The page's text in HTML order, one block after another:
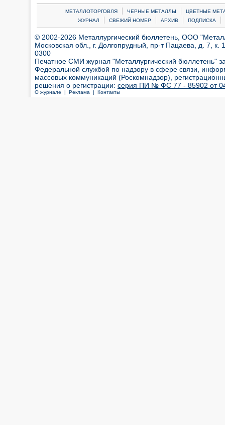
МЕТАЛЛОТОРГОВЛЯ | ЧЕРНЫЕ МЕТАЛЛЫ |
ЦВЕТНЫЕ
ЖУРНАЛ
| СВЕЖИЙ НОМЕР | АРХИВ | ПОДПИСКА |
© 2002-2026 Металлургический бюллетень, ООО
Московская обл., г. Долгопрудный, пр-т Пацаева, д. 7,
0300
Печатное СМИ журнал "Металлургический бюллетень"
Федеральной службой по надзору в сфере связи,
массовых коммуникаций (Роскомнадзор),
решения о регистрации: серия ПИ № ФС 77 - 85902 от 04
О журнале | Реклама | Контакты